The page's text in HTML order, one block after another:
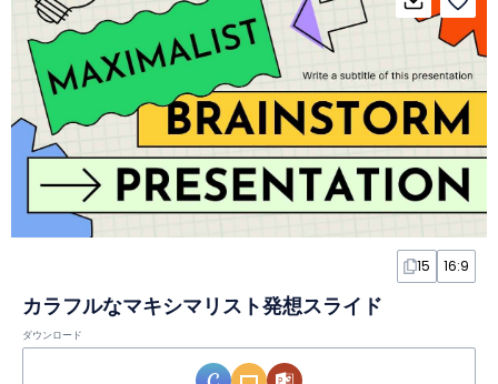
15 16:9
カラフルなマキシマリスト発想スライド
ダウンロード